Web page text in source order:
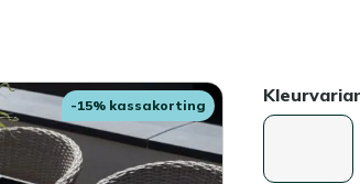
-15% kassakorting